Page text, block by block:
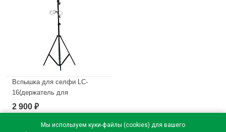
Мы используем куки-файлы (cookies) для вашего
Вспышка для селфи LC-
16(держатель для
телефона,зеркало,кольцо 34
см) цв.белый
2 900 ₽